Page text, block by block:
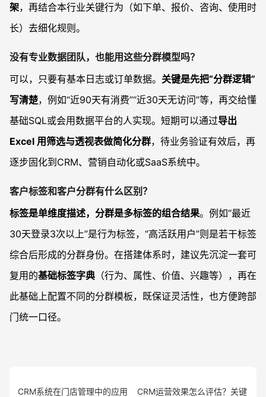
架，再结合本行业关键行为（如下单、报价、咨询、使用时
长）去细化规则。
没有专业数据团队，也能用这些分群模型吗？
可以，只要有基本日志或订单数据。 关键是先把“分群逻辑”
写清楚，例如“近90天有消费”“近30天无访问”等，再交给懂
基础SQL或会用数据平台的人实现。短期可以通过导出
Excel 用筛选与透视表做简化分群，待业务验证有效后，再
逐步固化到CRM、营销自动化或SaaS系统中。
客户标签和客户分群有什么区别？
标签是单维度描述，分群是多标签的组合结果。例如“最近
30天登录3次以上”是行为标签，“高活跃用户”则是若干标签
综合后形成的分群身份。在搭建体系时，建议先沉淀一套可
复用的基础标签字典 （行为、属性、价值、兴趣等），再在
此基础上配置不同的分群模板，既保证灵活性，也方便跨部
门统一口径。
CRM系统在门店管理中的应用
CRM运营效果怎么评估？关键